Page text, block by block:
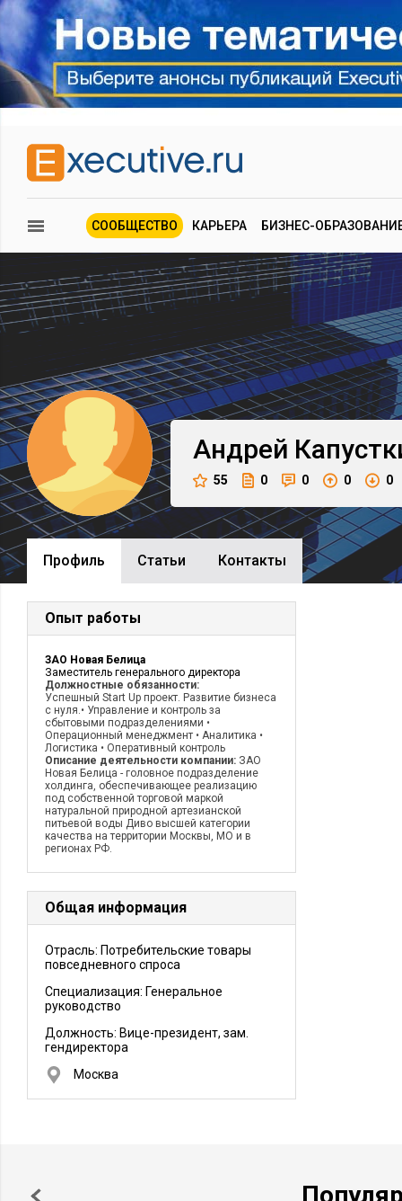
СООБЩЕСТВО КАРЬЕРА БИЗНЕС-
Андрей
55 0 0 0 0
Профиль Cтатьи Контакты
Опыт работы
ЗАО Новая Белица
Заместитель генерального директора
Должностные обязанности:
Успешный Start Up проект. Развитие бизнеса
с нуля.• Управление и контроль за
сбытовыми подразделениями •
Операционный менеджмент • Аналитика •
Логистика • Оперативный контроль
Описание деятельности компании: ЗАО
Новая Белица - головное подразделение
холдинга, обеспечивающее реализацию
под собственной торговой маркой
натуральной природной артезианской
питьевой воды Диво высшей категории
качества на территории Москвы, МО и в
регионах РФ.
Общая информация
Отрасль: Потребительские товары
повседневного спроса
Специализация: Генеральное
руководство
Должность: Вице-президент, зам.
гендиректора
Москва